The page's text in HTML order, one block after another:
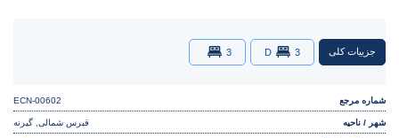
جزییات کلی 3
D
3
شماره مرجع ECN-00602
شهر / ناحیه قبرس شمالی, گیرنه